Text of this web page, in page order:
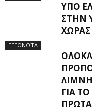
ΥΠΌ
ΣΤΗΝ
ΓΕΓΟΝΟΤΑ
ΓΙΑ